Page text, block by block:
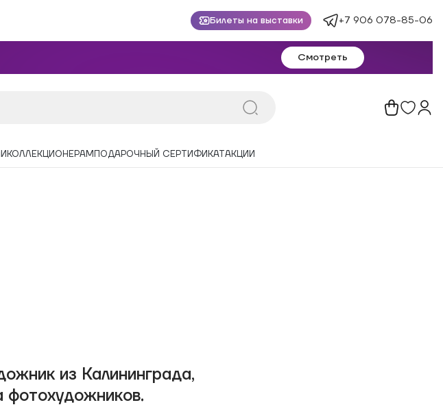
Билеты на выставки +7 906 078-85-06
Смотреть
КОЛЛЕКЦИОНЕРАМ ПОДАРОЧНЫЙ СЕРТИФИКАТАКЦИИ
из Калининграда,
фотохудожников.